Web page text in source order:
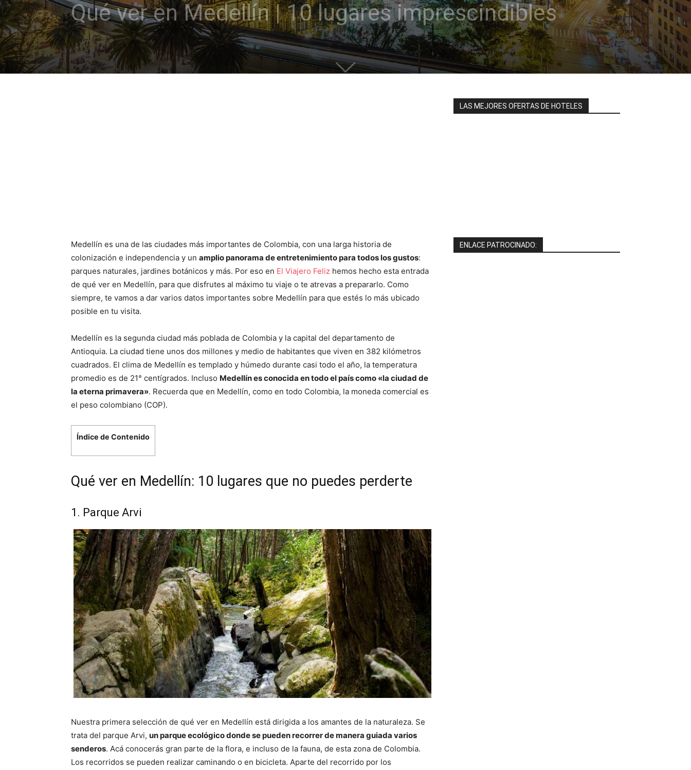
Qué ver en Medellín | 10 lugares imprescindibles
Medellín es una de las ciudades más importantes de Colombia, con una larga historia de
colonización e independencia y un amplio panorama de entretenimiento para todos los gustos:
parques naturales, jardines botánicos y más. Por eso en El Viajero Feliz hemos hecho esta entrada
de qué ver en Medellín, para que disfrutes al máximo tu viaje o te atrevas a prepararlo. Como
siempre, te vamos a dar varios datos importantes sobre Medellín para que estés lo más ubicado
posible en tu visita.
Medellín es la segunda ciudad más poblada de Colombia y la capital del departamento de
Antioquia. La ciudad tiene unos dos millones y medio de habitantes que viven en 382 kilómetros
cuadrados. El clima de Medellín es templado y húmedo durante casi todo el año, la temperatura
promedio es de 21° centígrados. Incluso Medellín es conocida en todo el país como «la ciudad de
la eterna primavera». Recuerda que en Medellín, como en todo Colombia, la moneda comercial es
el peso colombiano (COP).
Índice de Contenido
Qué ver en Medellín: 10 lugares que no puedes perderte
1. Parque Arvi
Nuestra primera selección de qué ver en Medellín está dirigida a los amantes de la naturaleza. Se
trata del parque Arvi, un parque ecológico donde se pueden recorrer de manera guiada varios
senderos. Acá conocerás gran parte de la flora, e incluso de la fauna, de esta zona de Colombia.
Los recorridos se pueden realizar caminando o en bicicleta. Aparte del recorrido por los
LAS MEJORES OFERTAS DE HOTELES
ENLACE PATROCINADO: